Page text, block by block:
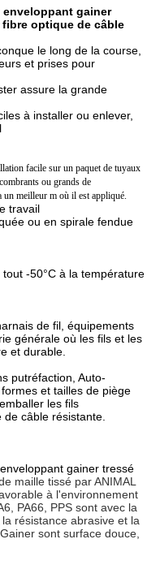
gainer
optique de câble
le long de la course,
et prises pour
assure la grande
à installer ou enlever,
facile sur un paquet de tuyaux
ou grands de
meilleur m où il est appliqué.
travail
ou en spirale fendue
-50°C à la température
de fil, équipements
générale où les fils et les
et durable.
putréfaction, Auto-
et tailles de piège
les fils
câble résistante.
enveloppant gainer tressé
maille tissé par ANIMAL
à l'environnement
PA66, PPS sont avec la
résistance abrasive et la
sont surface douce,